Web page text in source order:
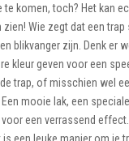
komen, toch? Het kan
Wie zegt dat een
blikvanger zijn. Denk er
kleur geven voor een
trap, of misschien wel
mooie lak, een
een verrassend
een leuke manier om je